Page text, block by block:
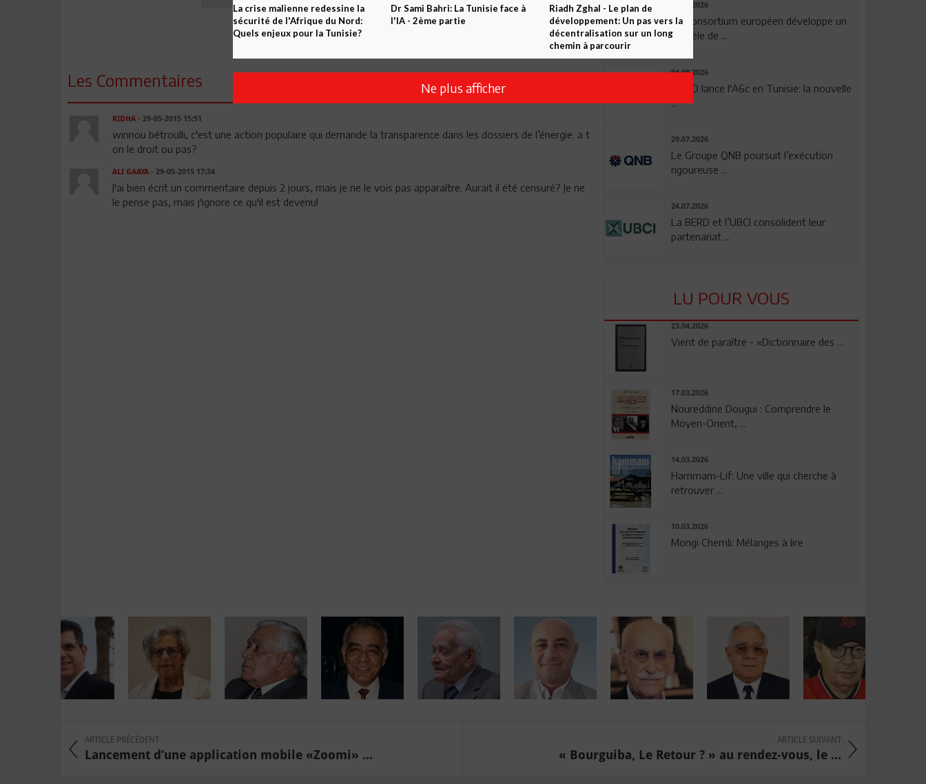
Envoyer
Les Commentaires
RIDHA- 29-05-2015 15:51
winnou bétroulli, c'est une action populaire qui demande la transparence dans les dossiers de l’énergie. a t
on le droit ou pas?
ALI GAAYA- 29-05-2015 17:34
J'ai bien écrit un commentaire depuis 2 jours, mais je ne le vois pas apparaître. Aurait il été censuré? Je ne
le pense pas, mais j'ignore ce qu'il est devenu!
06.08.2026
Un consortium européen développe un
modèle de ...
04.08.2026
OPPO lance l'A6c en Tunisie: la nouvelle
...
29.07.2026
Le Groupe QNB poursuit l’exécution
rigoureuse ...
24.07.2026
La BERD et l’UBCI consolident leur
partenariat ...
LU POUR VOUS
23.04.2026
Vient de paraître - «Dictionnaire des ...
17.03.2026
Noureddine Dougui : Comprendre le
Moyen-Orient, ...
14.03.2026
Hammam-Lif: Une ville qui cherche à
retrouver ...
10.03.2026
Mongi Chemli: Mélanges à lire
ARTICLE PRÉCÉDENT
Lancement d’une application mobile «Zoomi» ...
ARTICLE SUIVANT
« Bourguiba, Le Retour ? » au rendez-vous, le ...
La crise malienne redessine la
sécurité de l'Afrique du Nord:
Quels enjeux pour la Tunisie?
Dr Sami Bahri: La Tunisie face à
l'IA - 2ème partie
Riadh Zghal - Le plan de
développement: Un pas vers la
décentralisation sur un long
chemin à parcourir
Ne plus afficher